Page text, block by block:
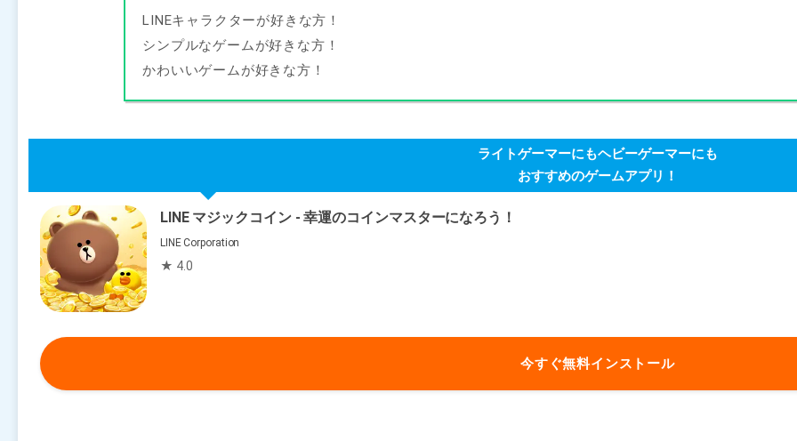
LINEキャラクターが好きな方！
シンプルなゲームが好きな方！
かわいいゲームが好きな方！
ライトゲーマーにもヘビーゲーマーにも
おすすめのゲームアプリ！
LINE マジックコイン ‐ 幸運のコインマスターになろう！
LINE Corporation
★ 4.0
今すぐ無料インストール